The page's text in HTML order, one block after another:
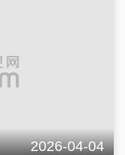
2026-04-04